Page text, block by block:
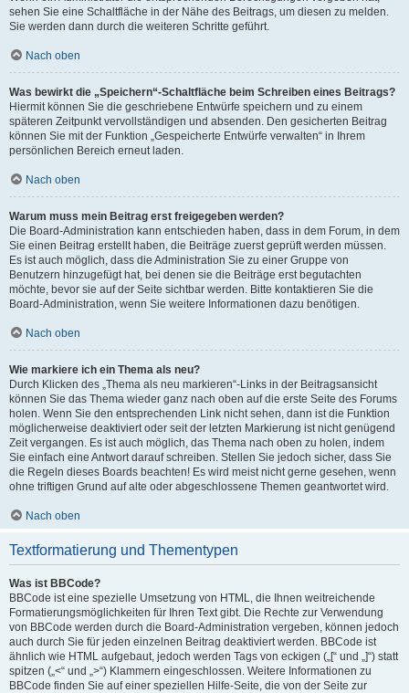
sehen Sie eine Schaltfläche in der Nähe des Beitrags, um diesen zu melden.
Sie werden dann durch die weiteren Schritte geführt.
Nach oben
Was bewirkt die „Speichern“-Schaltfläche beim Schreiben eines Beitrags?
Hiermit können Sie die geschriebene Entwürfe speichern und zu einem
späteren Zeitpunkt vervollständigen und absenden. Den gesicherten Beitrag
können Sie mit der Funktion „Gespeicherte Entwürfe verwalten“ in Ihrem
persönlichen Bereich erneut laden.
Nach oben
Warum muss mein Beitrag erst freigegeben werden?
Die Board-Administration kann entschieden haben, dass in dem Forum, in dem
Sie einen Beitrag erstellt haben, die Beiträge zuerst geprüft werden müssen.
Es ist auch möglich, dass die Administration Sie zu einer Gruppe von
Benutzern hinzugefügt hat, bei denen sie die Beiträge erst begutachten
möchte, bevor sie auf der Seite sichtbar werden. Bitte kontaktieren Sie die
Board-Administration, wenn Sie weitere Informationen dazu benötigen.
Nach oben
Wie markiere ich ein Thema als neu?
Durch Klicken des „Thema als neu markieren“-Links in der Beitragsansicht
können Sie das Thema wieder ganz nach oben auf die erste Seite des Forums
holen. Wenn Sie den entsprechenden Link nicht sehen, dann ist die Funktion
möglicherweise deaktiviert oder seit der letzten Markierung ist nicht genügend
Zeit vergangen. Es ist auch möglich, das Thema nach oben zu holen, indem
Sie einfach eine Antwort darauf schreiben. Stellen Sie jedoch sicher, dass Sie
die Regeln dieses Boards beachten! Es wird meist nicht gerne gesehen, wenn
ohne triftigen Grund auf alte oder abgeschlossene Themen geantwortet wird.
Nach oben
Textformatierung und Thementypen
Was ist BBCode?
BBCode ist eine spezielle Umsetzung von HTML, die Ihnen weitreichende
Formatierungsmöglichkeiten für Ihren Text gibt. Die Rechte zur Verwendung
von BBCode werden durch die Board-Administration vergeben, können jedoch
auch durch Sie für jeden einzelnen Beitrag deaktiviert werden. BBCode ist
ähnlich wie HTML aufgebaut, jedoch werden Tags von eckigen („[“ und „]“) statt
spitzen („<“ und „>“) Klammern eingeschlossen. Weitere Informationen zu
BBCode finden Sie auf einer speziellen Hilfe-Seite, die von der Seite zur